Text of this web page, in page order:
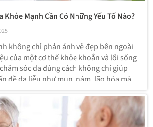
Khỏe Mạnh Cần Có Những Yếu Tố Nào?
không chỉ phản ánh vẻ đẹp bên ngoài
của một cơ thể khỏe khoắn và lối sống
sóc da đúng cách không chỉ giúp
đề da liễu như mụn, nám, lão hóa mà